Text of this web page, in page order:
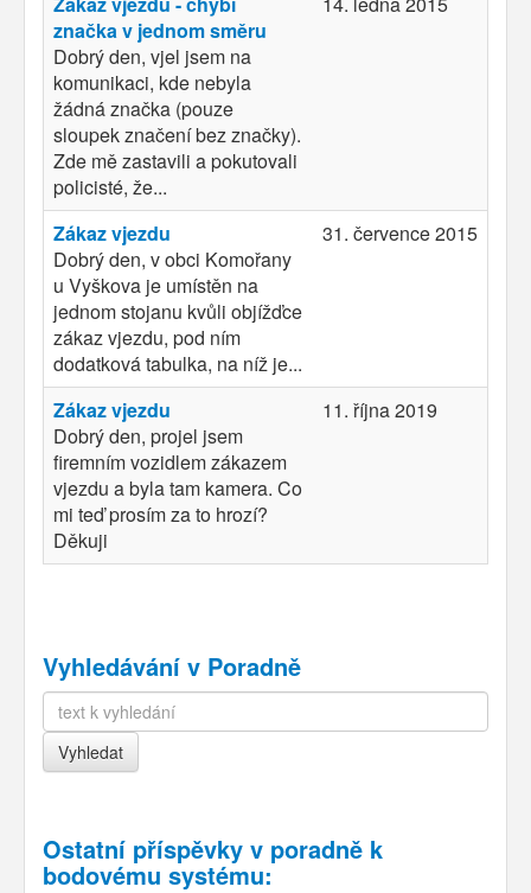
značka v jednom směru
Dobrý den, vjel jsem na
komunikaci, kde nebyla
žádná značka (pouze
sloupek značení bez značky).
Zde mě zastavili a pokutovali
policisté, že...
Zákaz vjezdu
Dobrý den, v obci Komořany
u Vyškova je umístěn na
jednom stojanu kvůli objížďce
zákaz vjezdu, pod ním
dodatková tabulka, na níž je...
31. července 2015
Zákaz vjezdu
Dobrý den, projel jsem
firemním vozidlem zákazem
vjezdu a byla tam kamera. Co
mi teď prosím za to hrozí?
Děkuji
11. října 2019
Vyhledávání v Poradně
Ostatní příspěvky v poradně k
bodovému systému: